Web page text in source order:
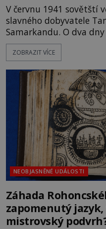
V červnu 1941 sovětští
slavného dobyvatele
Samarkandu. O dva
Německo zahajuje
Sovětský svaz. Shoda
na legendě něco
souhru okolností? Když antropolog Michail
Gerasimov (1907-1970) a
ZOBRAZIT VÍCE
NEOBJASNĚNÉ UDÁLOSTI
Záhada
zapomenutý
mistrovský